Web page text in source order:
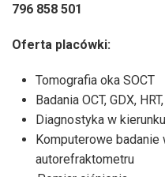
796 858 501
Oferta placówki:
Tomografia oka SOCT
Badania OCT, GDX,
Diagnostyka w
Komputerowe
autorefraktometru